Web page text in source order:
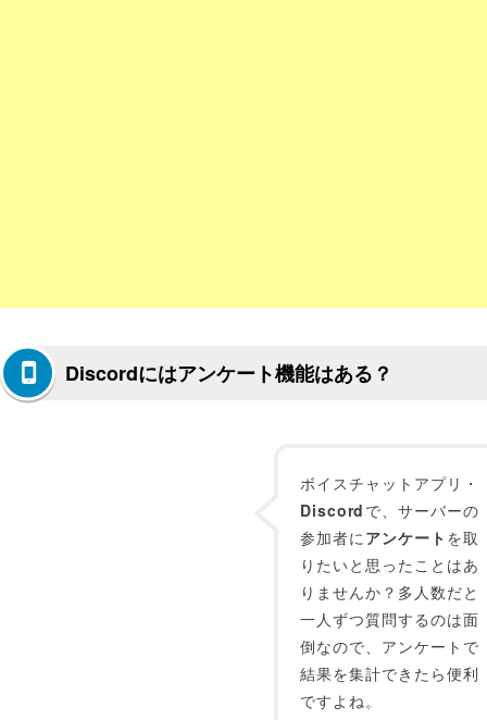
Discordにはアンケート機能はある？
ボイスチャットアプリ・
Discord で、サーバーの
参加者にアンケート を取
りたいと思ったことはあ
りませんか？多人数だと
一人ずつ質問するのは面
倒なので、アンケートで
結果を集計できたら便利
ですよね。